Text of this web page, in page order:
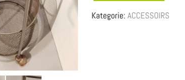
HOCHKORB
Kategorie: ACCESSOIRS